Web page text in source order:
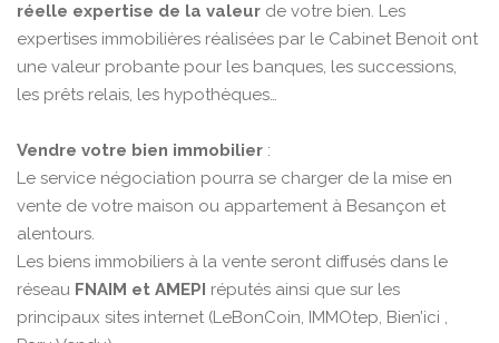
réelle expertise de la valeur de votre bien. Les
expertises immobilières réalisées par le Cabinet Benoit ont
une valeur probante pour les banques, les successions,
les prêts relais, les hypothèques…
Vendre votre bien immobilier :
Le service négociation pourra se charger de la mise en
vente de votre maison ou appartement à Besançon et
alentours.
Les biens immobiliers à la vente seront diffusés dans le
réseau FNAIM et AMEPI réputés ainsi que sur les
principaux sites internet (LeBonCoin, IMMOtep, Bien’ici ,